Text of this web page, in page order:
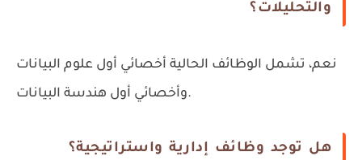
والتحليلات؟
نعم، تشمل الوظائف الحالية أخصائي أول علوم البيانات
وأخصائي أول هندسة البيانات.
هل توجد وظائف إدارية واستراتيجية؟